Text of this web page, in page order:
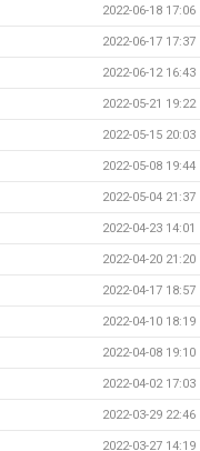
2022-06-18 17:06
2022-06-17 17:37
2022-06-12 16:43
2022-05-21 19:22
2022-05-15 20:03
2022-05-08 19:44
2022-05-04 21:37
2022-04-23 14:01
2022-04-20 21:20
2022-04-17 18:57
2022-04-10 18:19
2022-04-08 19:10
2022-04-02 17:03
2022-03-29 22:46
2022-03-27 14:19